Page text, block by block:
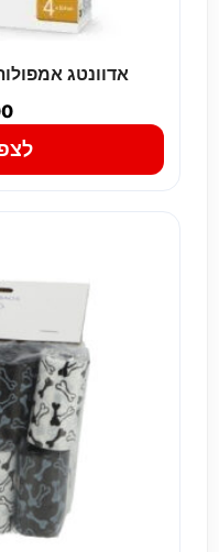
אדוונטג אמפולות